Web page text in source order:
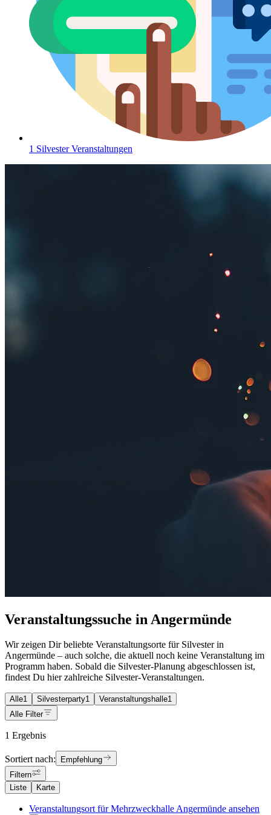
1 Silvester Veranstaltungen
Veranstaltungssuche in Angermünde
Wir zeigen Dir beliebte Veranstaltungsorte für Silvester in
Angermünde – auch solche, die aktuell noch keine Veranstaltung im
Programm haben. Sobald die Silvester-Planung abgeschlossen ist,
findest Du hier zahlreiche Silvester-Veranstaltungen.
Alle1 Silvesterparty1 Veranstaltungshalle1
Alle Filter
1 Ergebnis
Sortiert nach:
Empfehlung
Filtern
Liste
Karte
Veranstaltungsort für Mehrzweckhalle Angermünde ansehen